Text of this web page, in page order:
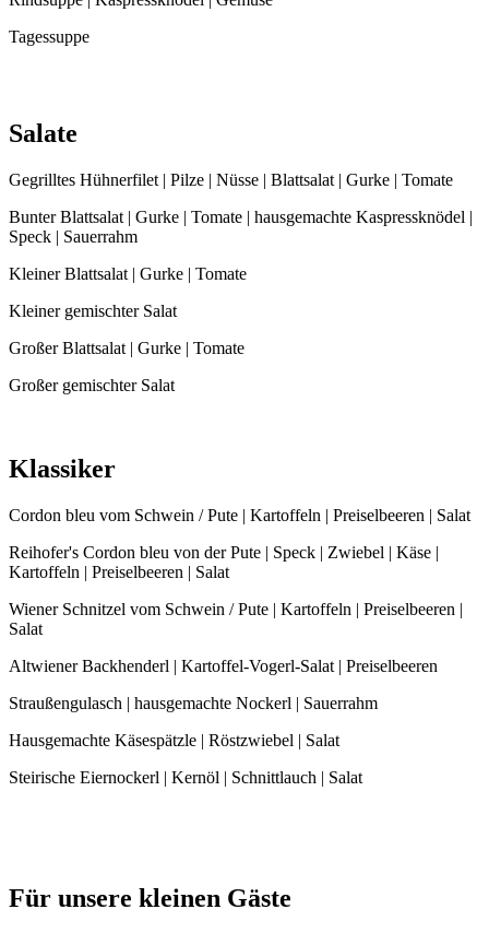
Tagessuppe
Salate
Gegrilltes Hühnerfilet | Pilze | Nüsse | Blattsalat | Gurke | Tomate
Bunter Blattsalat | Gurke | Tomate | hausgemachte Kaspressknödel |
Speck | Sauerrahm
Kleiner Blattsalat | Gurke | Tomate
Kleiner gemischter Salat
Großer Blattsalat | Gurke | Tomate
Großer gemischter Salat
Klassiker
Cordon bleu vom Schwein / Pute | Kartoffeln | Preiselbeeren | Salat
Reihofer's Cordon bleu von der Pute | Speck | Zwiebel | Käse |
Kartoffeln | Preiselbeeren | Salat
Wiener Schnitzel vom Schwein / Pute | Kartoffeln | Preiselbeeren |
Salat
Altwiener Backhenderl | Kartoffel-Vogerl-Salat | Preiselbeeren
Straußengulasch | hausgemachte Nockerl | Sauerrahm
Hausgemachte Käsespätzle | Röstzwiebel | Salat
Steirische Eiernockerl | Kernöl | Schnittlauch | Salat
Für unsere kleinen Gäste